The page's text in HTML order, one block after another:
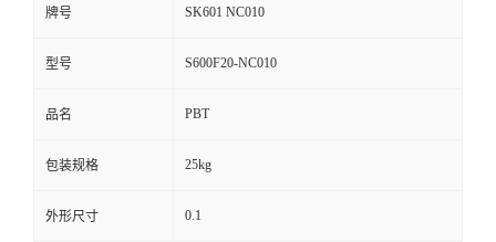
牌号 SK601 NC010
型号 S600F20-NC010
品名 PBT
包装规格 25kg
外形尺寸 0.1